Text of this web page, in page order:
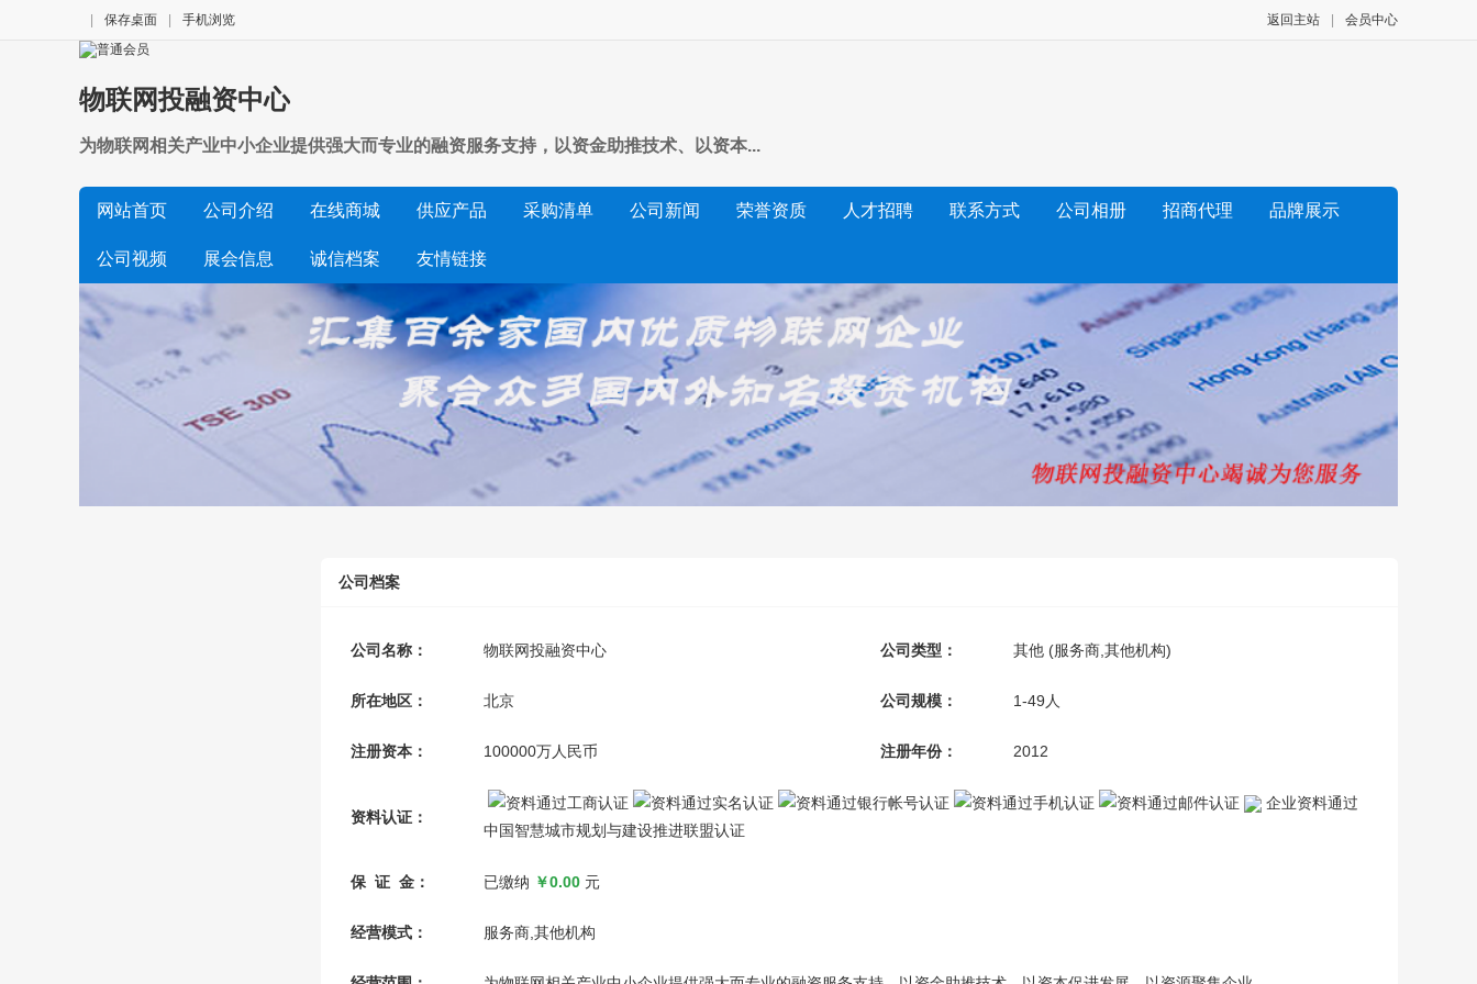
返回主站 会员中心
保存桌面 手机浏览
物联网投融资中心
为物联网相关产业中小企业提供强大而专业的融资服务支持，以资金助推技术、以资本...
网站首页 公司介绍 在线商城 供应产品 采购清单 公司新闻 荣誉资质 人才招聘 联系方式 公司相册 招商代理 品牌展示
公司视频 展会信息 诚信档案 友情链接
公司档案
公司名称： 物联网投融资中心 公司类型： 其他 (服务商,其他机构)
所在地区： 北京 公司规模： 1-49人
注册资本： 100000万人民币 注册年份： 2012
资料认证：
企业资料通过
中国智慧城市规划与建设推进联盟认证
保 证 金： 已缴纳 ￥0.00 元
经营模式： 服务商,其他机构